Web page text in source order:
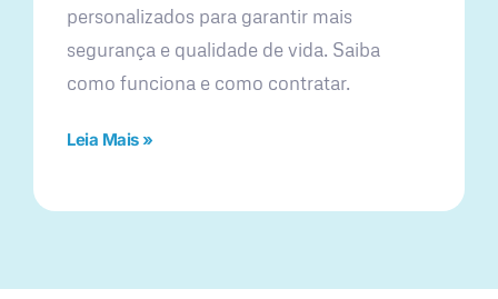
personalizados para garantir mais
segurança e qualidade de vida. Saiba
como funciona e como contratar.
Leia Mais »